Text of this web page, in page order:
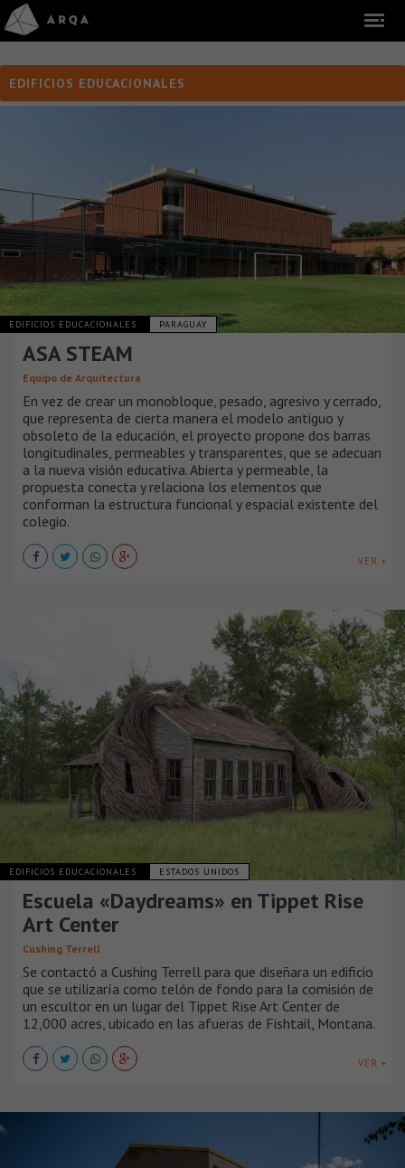
EDIFICIOS EDUCACIONALES
EDIFICIOS EDUCACIONALES PARAGUAY
ASA STEAM
Equipo de Arquitectura
En vez de crear un monobloque, pesado, agresivo y cerrado,
que representa de cierta manera el modelo antiguo y
obsoleto de la educación, el proyecto propone dos barras
longitudinales, permeables y transparentes, que se adecuan
a la nueva visión educativa. Abierta y permeable, la
propuesta conecta y relaciona los elementos que
conforman la estructura funcional y espacial existente del
colegio.
VER +
EDIFICIOS EDUCACIONALES ESTADOS UNIDOS
Escuela «Daydreams» en Tippet Rise
Art Center
Cushing Terrell
Se contactó a Cushing Terrell para que diseñara un edificio
que se utilizaría como telón de fondo para la comisión de
un escultor en un lugar del Tippet Rise Art Center de
12,000 acres, ubicado en las afueras de Fishtail, Montana.
VER +